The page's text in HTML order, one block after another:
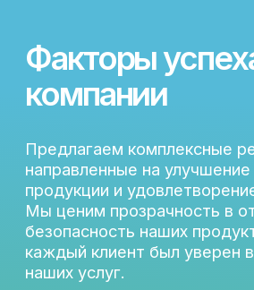
ТИРОВАННЫЙ
ПОДХОД
Наши преимущества
ООО «Лафид» – это современная
российская компания, которая занимается
научно-практической поддержкой